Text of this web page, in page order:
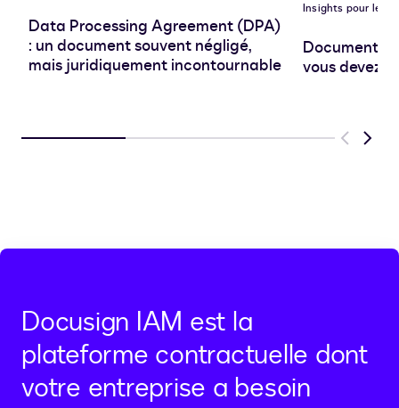
Data Processing Agreement (DPA)
: un document souvent négligé,
mais juridiquement incontournable
Insights pour les
Document
vous devez
Previous
Next
Docusign IAM est la
plateforme contractuelle dont
votre entreprise a besoin